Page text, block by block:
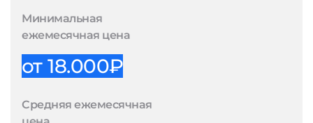
Минимальная
ежемесячная цена
от 18.000₽
Средняя ежемесячная